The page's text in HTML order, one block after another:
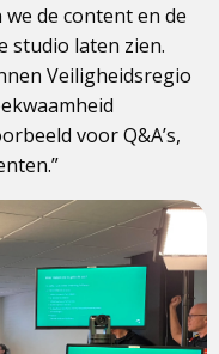
de content en de
studio laten zien.
Veiligheidsregio
voor Q&A’s,